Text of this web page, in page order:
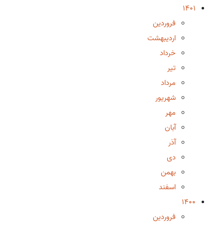
1401
فروردین
اردیبهشت
خرداد
تیر
مرداد
شهریور
مهر
آبان
آذر
دی
بهمن
اسفند
1400
فروردین